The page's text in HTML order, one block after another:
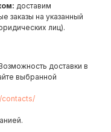
доставим
заказы на указанный
лиц).
доставки в
выбранной
contacts/